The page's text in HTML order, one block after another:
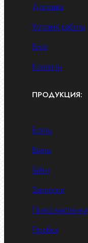
Доставка
Условия работы
Блог
Контакты
ПРОДУКЦИЯ:
Болты
Винты
Гайки
Заклепки
Пресс-масленки
Пробки